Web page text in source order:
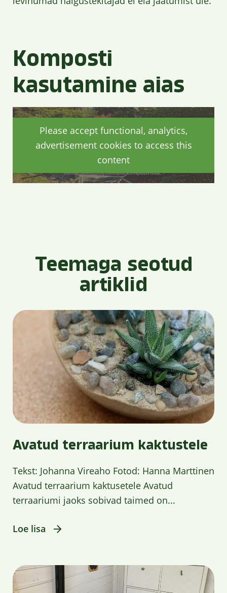
Komposti
kasutamine aias
Please accept functional, analytics,
advertisement cookies to access this
content
Teemaga seotud
artiklid
Avatud terraarium kaktustele
Tekst: Johanna Vireaho Fotod: Hanna Marttinen
Avatud terraarium kaktusetele Avatud
terraariumi jaoks sobivad taimed on...
Loe lisa